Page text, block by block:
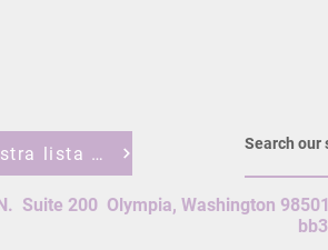
Únete a nuestra lista de correos
Suite 200 Olympia, Washington